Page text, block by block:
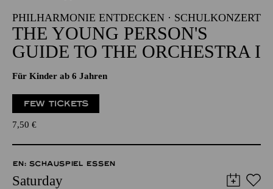
PHILHARMONIE ENTDECKEN · SCHULKONZERT
THE YOUNG PERSON'S
GUIDE TO THE ORCHESTRA I
Für Kinder ab 6 Jahren
FEW TICKETS
7,50 €
EN: SCHAUSPIEL ESSEN
Saturday